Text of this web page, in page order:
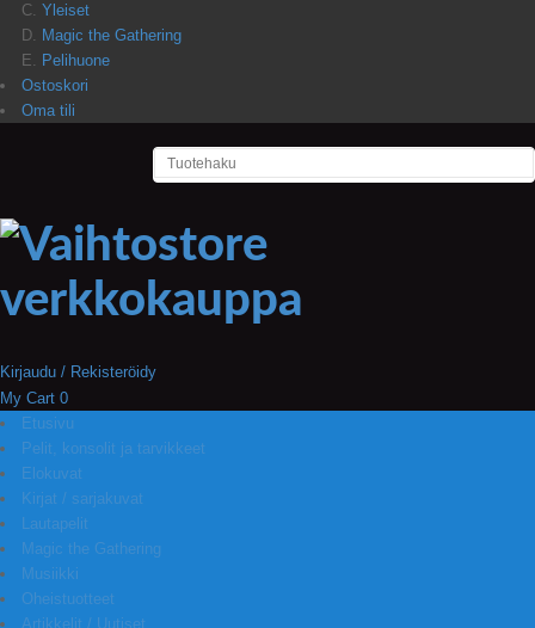
Yleiset
Magic the Gathering
Pelihuone
Ostoskori
Oma tili
Kirjaudu / Rekisteröidy
My Cart 0
Etusivu
Pelit, konsolit ja tarvikkeet
Elokuvat
Kirjat / sarjakuvat
Lautapelit
Magic the Gathering
Musiikki
Oheistuotteet
Artikkelit / Uutiset